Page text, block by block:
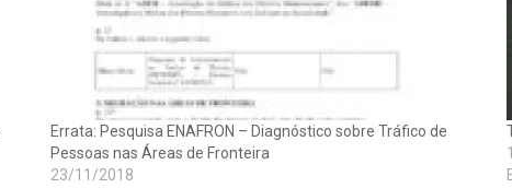
Errata: Pesquisa ENAFRON – Diagnóstico sobre Tráfico de
Pessoas nas Áreas de Fronteira
23/11/2018